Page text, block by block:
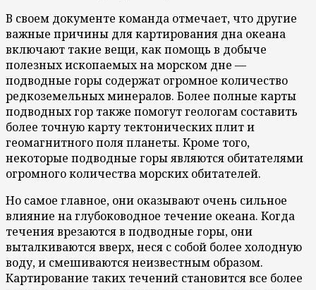
В своем документе команда отмечает, что другие
важные причины для картирования дна океана
включают такие вещи, как помощь в добыче
полезных ископаемых на морском дне —
подводные горы содержат огромное количество
редкоземельных минералов. Более полные карты
подводных гор также помогут геологам составить
более точную карту тектонических плит и
геомагнитного поля планеты. Кроме того,
некоторые подводные горы являются обитателями
огромного количества морских обитателей.
Но самое главное, они оказывают очень сильное
влияние на глубоководное течение океана. Когда
течения врезаются в подводные горы, они
выталкиваются вверх, неся с собой более холодную
воду, и смешиваются неизвестным образом.
Картирование таких течений становится все более